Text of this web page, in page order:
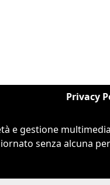
Privacy
gestione
senza alcuna